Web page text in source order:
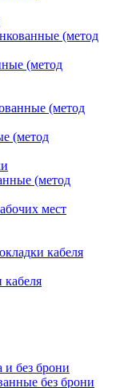
(метод
(метод
(метод
(метод
(метод
мест
кабеля
кабеля
и без брони
без брони